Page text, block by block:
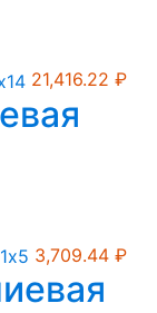
21,416.22 ₽
3,709.44 ₽